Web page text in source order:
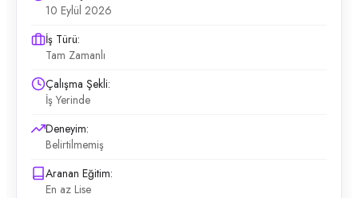
10 Eylül 2026
İş Türü:
Tam Zamanlı
Çalışma Şekli:
İş Yerinde
Deneyim:
Belirtilmemiş
Aranan Eğitim:
En az Lise